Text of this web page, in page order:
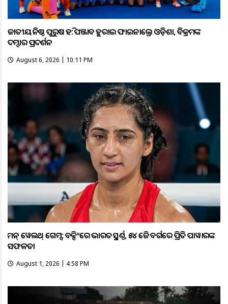
ଜାତୀୟ କନିଷ୍ଠ ପୁରୁଷ ହକି: ପଞ୍ଜାବକୁ ହରାଇ ଫାଇନାଲ୍ରେ ଓଡ଼ିଶା, ବିକ୍ରମଙ୍କ
ଦମ୍ଦାର ପ୍ରଦର୍ଶନ
August 6, 2026 | 10:11 PM
କମନ୍ ୱେଲଥ୍ ଗେମ୍ସ: ବକ୍ସିଂରେ ଭାରତକୁ ସ୍ବର୍ଣ୍ଣ, ୫୪ କେଜି ବର୍ଗରେ ପ୍ରିତି ପାୱାରଙ୍କ
ସଫଳତା
August 1, 2026 | 4:58 PM